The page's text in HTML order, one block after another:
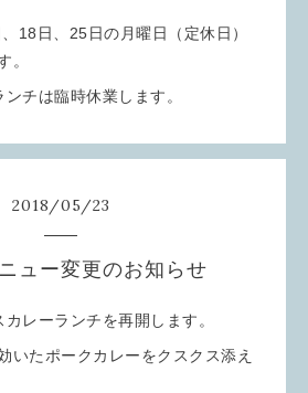
18日、25日の月曜日（定休日）
。
チは臨時休業します。
2018/05/23
ュー変更のお知らせ
レーランチを再開します。
いたポークカレーをクスクス添え